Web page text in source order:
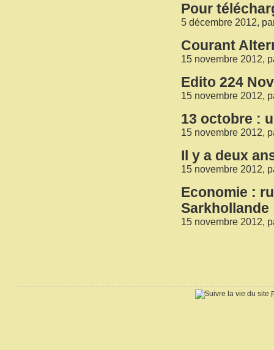
Pour
5 décembre 2012,
Courant
15 novembre 2012,
Edito 224
15 novembre 2012,
13 octobre :
15 novembre 2012,
Il y a deux
15 novembre 2012,
Economie :
Sarkhollande
15 novembre 2012,